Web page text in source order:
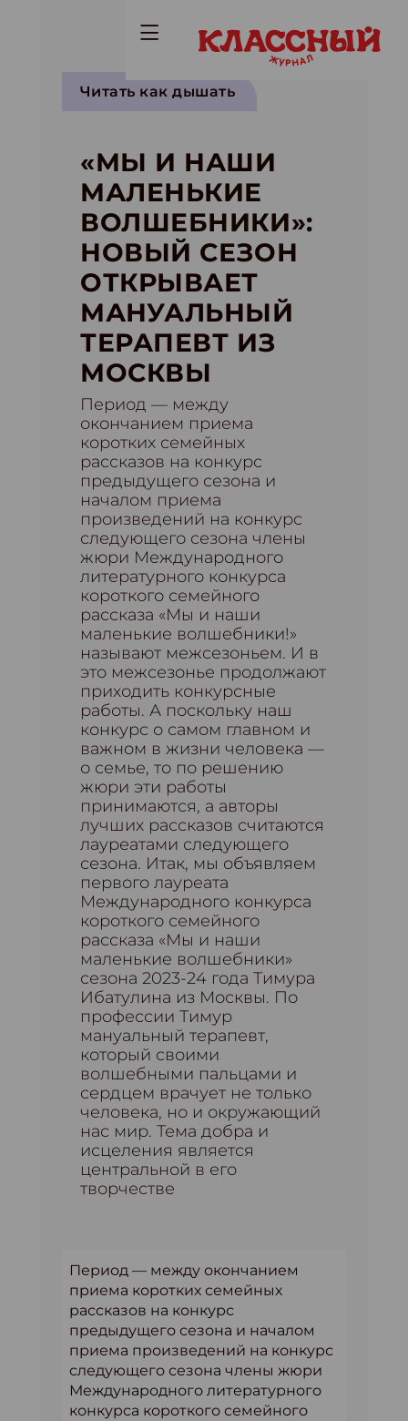
Читать как дышать
«МЫ И НАШИ
МАЛЕНЬКИЕ
ВОЛШЕБНИКИ»:
НОВЫЙ СЕЗОН
ОТКРЫВАЕТ
МАНУАЛЬНЫЙ
ТЕРАПЕВТ ИЗ
МОСКВЫ
Период — между
окончанием приема
коротких семейных
рассказов на конкурс
предыдущего сезона и
началом приема
произведений на конкурс
следующего сезона члены
жюри Международного
литературного конкурса
короткого семейного
рассказа «Мы и наши
маленькие волшебники!»
называют межсезоньем. И в
это межсезонье продолжают
приходить конкурсные
работы. А поскольку наш
конкурс о самом главном и
важном в жизни человека —
о семье, то по решению
жюри эти работы
принимаются, а авторы
лучших рассказов считаются
лауреатами следующего
сезона. Итак, мы объявляем
первого лауреата
Международного конкурса
короткого семейного
рассказа «Мы и наши
маленькие волшебники»
сезона 2023-24 года Тимура
Ибатулина из Москвы. По
профессии Тимур
мануальный терапевт,
который своими
волшебными пальцами и
сердцем врачует не только
человека, но и окружающий
нас мир. Тема добра и
исцеления является
центральной в его
творчестве
Период — между окончанием
приема коротких семейных
рассказов на конкурс
предыдущего сезона и началом
приема произведений на конкурс
следующего сезона члены жюри
Международного литературного
конкурса короткого семейного